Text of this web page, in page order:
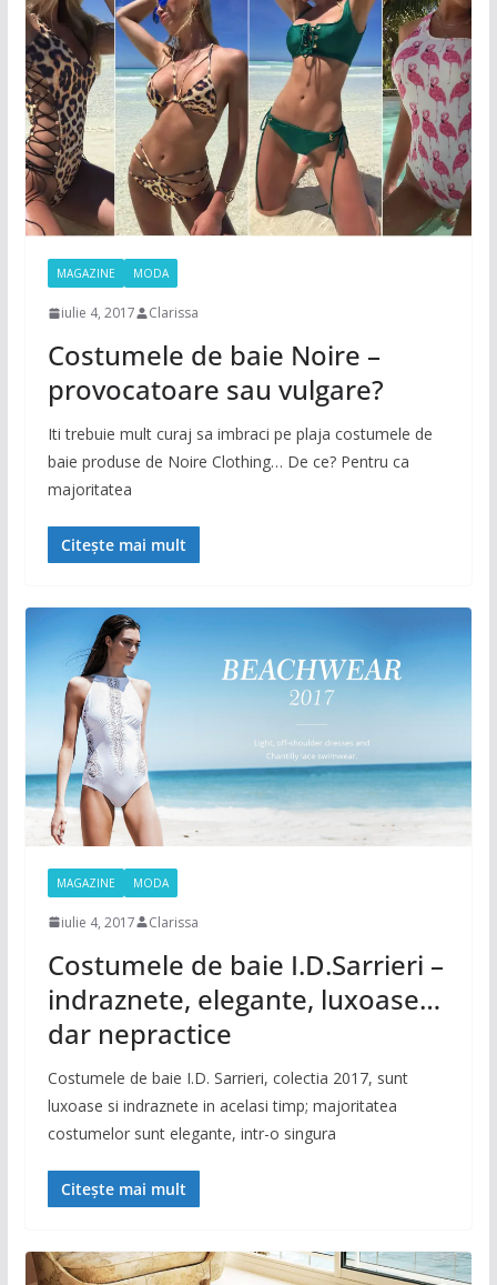
MAGAZINE MODA
iulie 4, 2017 Clarissa
Costumele de baie Noire –
provocatoare sau vulgare?
Iti trebuie mult curaj sa imbraci pe plaja costumele de
baie produse de Noire Clothing… De ce? Pentru ca
majoritatea
Citește mai mult
MAGAZINE MODA
iulie 4, 2017 Clarissa
Costumele de baie I.D.Sarrieri –
indraznete, elegante, luxoase…
dar nepractice
Costumele de baie I.D. Sarrieri, colectia 2017, sunt
luxoase si indraznete in acelasi timp; majoritatea
costumelor sunt elegante, intr-o singura
Citește mai mult